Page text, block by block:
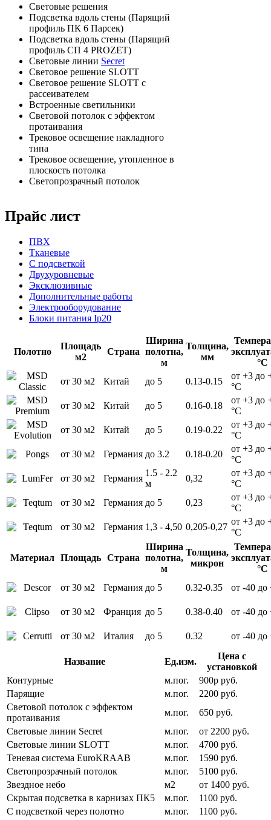
Световые решения
Подсветка вдоль стены (Парящий
профиль ПК 6 Парсек)
Подсветка вдоль стены (Парящий
профиль СП 4 PROZET)
Световые линии Secret
Световое решение SLOTT
Световое решение SLOTT с
рассеивателем
Встроенные светильники
Световой потолок с эффектом
протаивания
Трековое освещение накладного
типа
Трековое освещение, утопленное в
плоскость потолка
Светопрозрачный потолок
Прайс лист
ПВХ
Тканевые
С подсветкой
Двухуровневые
Эксклюзивные
Дополнительные работы
Электрооборудование
Блоки питания Ip20
Полотно
Площадь
м2
Страна
Ширина
полотна,
м
Толщина,
мм
°С
от 30 м2
Китай до 5 0.13-0.15
от +3 до
°С
от 30 м2
Китай до 5 0.16-0.18
от +3 до
°С
от 30 м2
Китай до 5 0.19-0.22
от +3 до
°С
от 30 м2
Германия до 3.2 0.18-0.20
от +3 до
°С
от 30 м2
Германия
1.5 - 2.2
м
0,32
от +3 до
°С
от 30 м2
Германия до 5 0,23
от +3 до
°С
от 30 м2
Германия 1,3 - 4,50 0,205-0,27
от +3 до
°С
Материал Площадь Страна
Ширина
полотна,
м
Толщина,
микрон
°С
от 30 м2
Германия до 5 0.32-0.35 от -40 до
от 30 м2 Франция до 5 0.38-0.40 от -40 до
от 30 м2 Италия до 5 0.32 от -40 до
Название Ед.изм.
Цена с
установкой
Контурные
м.пог.
900р руб.
Парящие
м.пог.
2200 руб.
Световой потолок с эффектом
протаивания
м.пог.
650 руб.
Световые линии Secret
м.пог.
от 2200 руб.
Световые линии SLOTT
м.пог.
4700 руб.
Теневая система EuroKRAAB
м.пог.
1590 руб.
Светопрозрачный потолок
м.пог.
5100 руб.
Звездное небо
м2
от 1400 руб.
Скрытая подсветка в карнизах ПК5
м.пог.
1100 руб.
С подсветкой через полотно
м.пог.
1100 руб.